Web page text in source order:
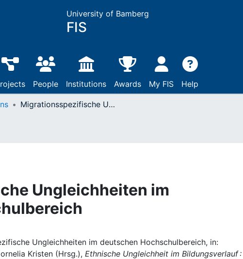
University of Bamberg
FIS
People Institutions Awards My FIS Help
Migrationsspezifische Ungleichheiten im deutschen Hochschulbereich
Ungleichheiten im
Ungleichheiten im deutschen Hochschulbereich, in:
Kristen (Hrsg.), Ethnische Ungleichheit im Bildungsverlauf :